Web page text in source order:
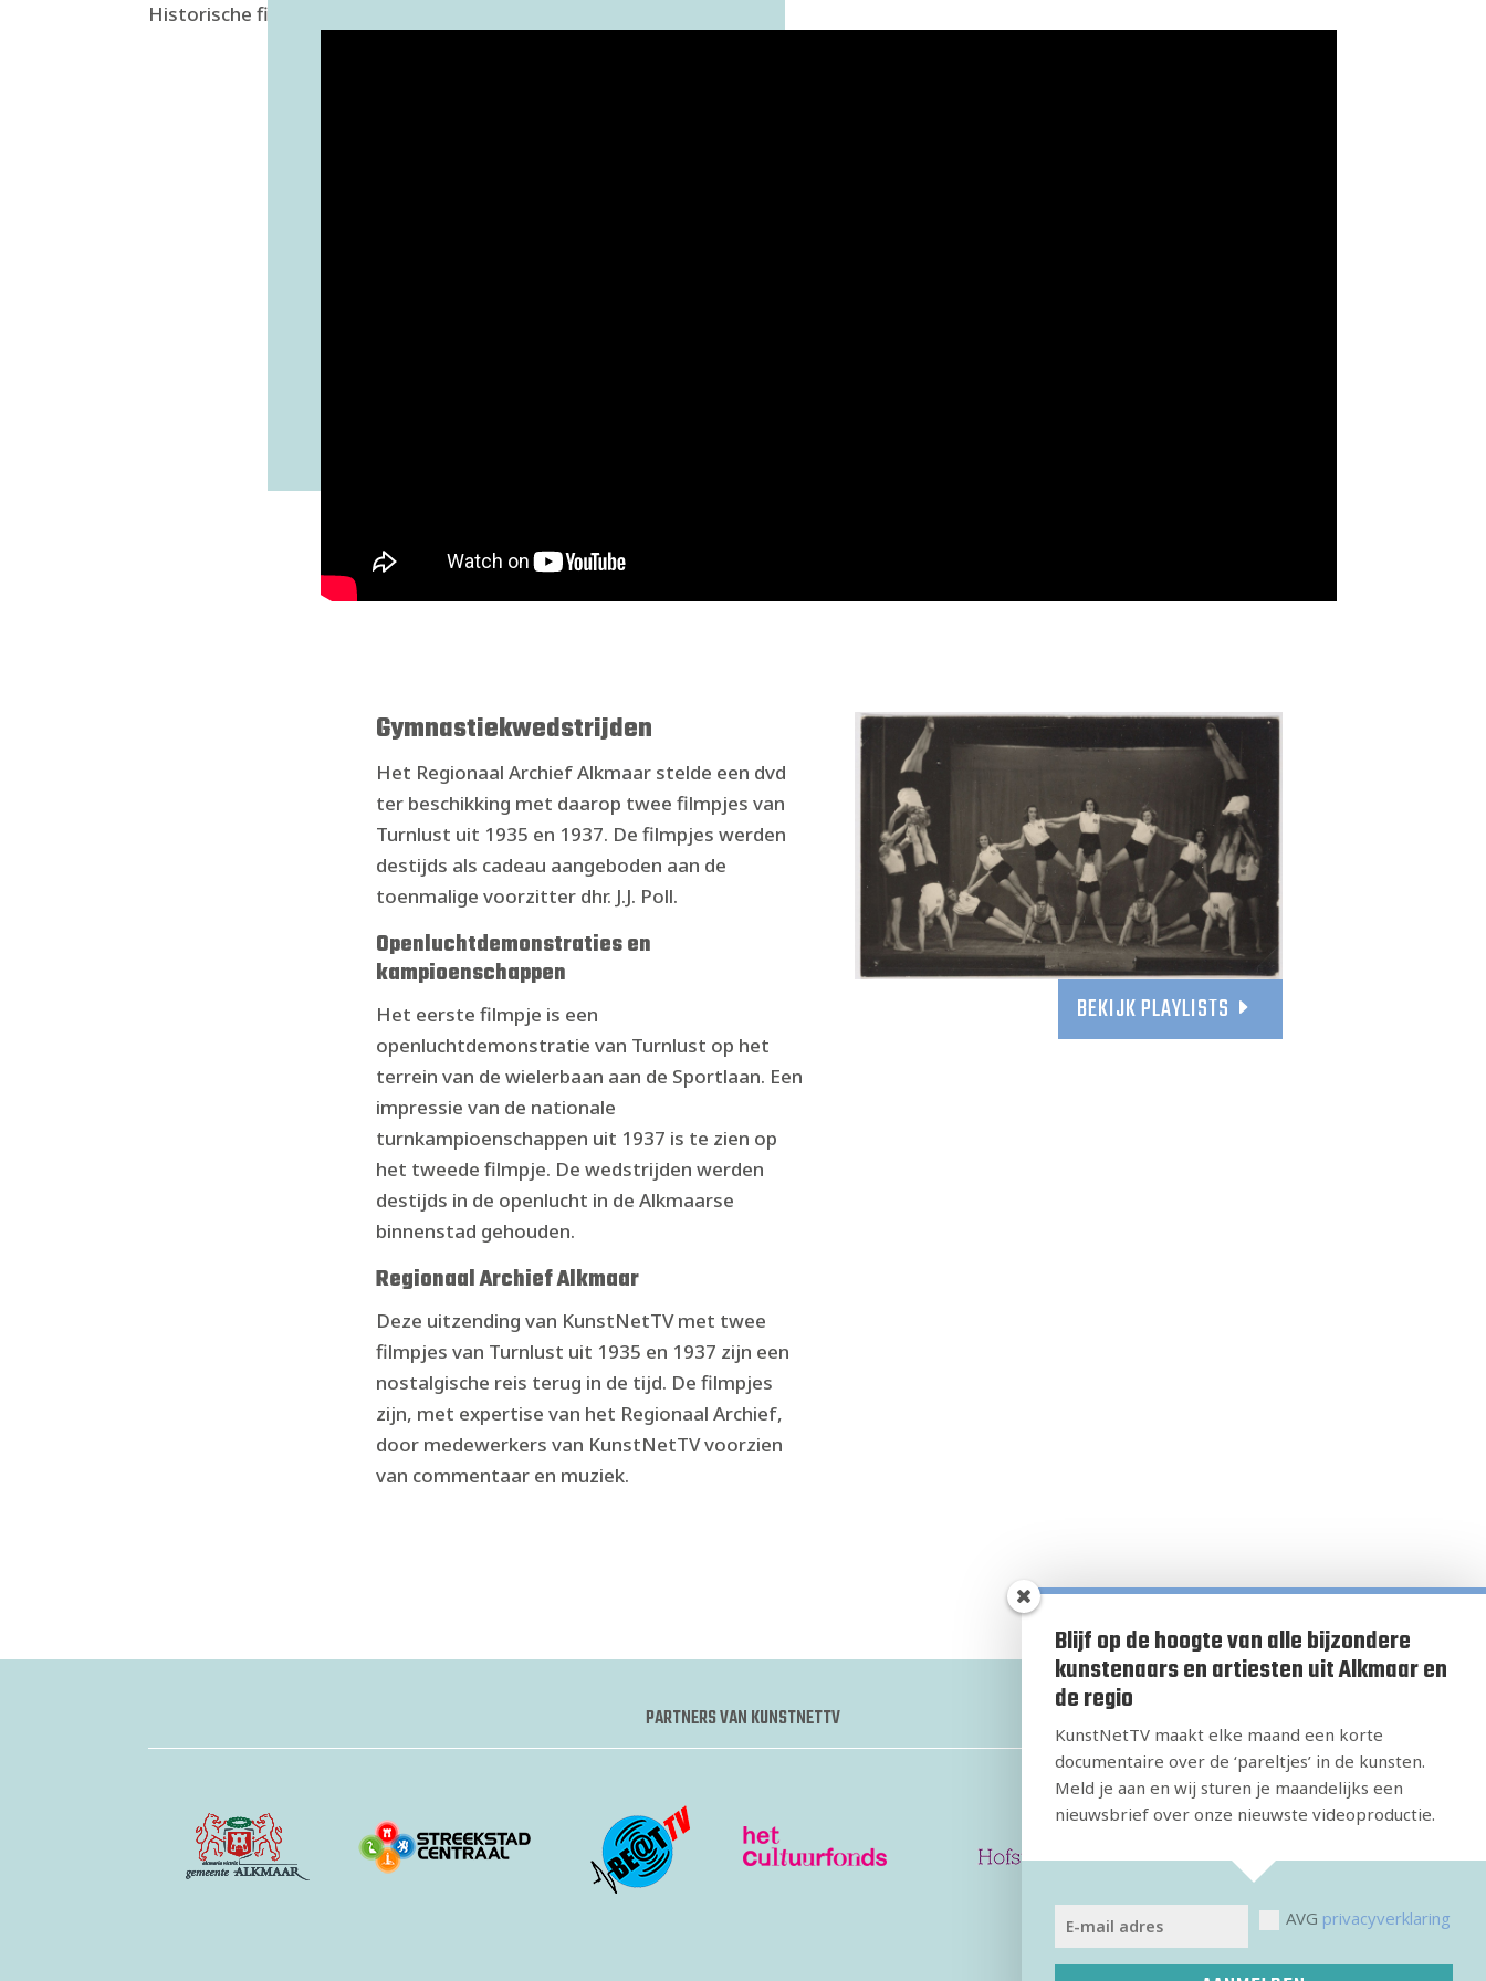
Historische film Turnlust 1935-1937
Gymnastiekwedstrijden
Het Regionaal Archief Alkmaar stelde een dvd
ter beschikking met daarop twee filmpjes van
Turnlust uit 1935 en 1937. De filmpjes werden
destijds als cadeau aangeboden aan de
toenmalige voorzitter dhr. J.J. Poll.
Openluchtdemonstraties en
kampioenschappen
Het eerste filmpje is een
openluchtdemonstratie van Turnlust op het
terrein van de wielerbaan aan de Sportlaan. Een
impressie van de nationale
turnkampioenschappen uit 1937 is te zien op
het tweede filmpje. De wedstrijden werden
destijds in de openlucht in de Alkmaarse
binnenstad gehouden.
Regionaal Archief Alkmaar
Deze uitzending van KunstNetTV met twee
filmpjes van Turnlust uit 1935 en 1937 zijn een
nostalgische reis terug in de tijd. De filmpjes
zijn, met expertise van het Regionaal Archief,
door medewerkers van KunstNetTV voorzien
van commentaar en muziek.
BEKIJK PLAYLISTS
PARTNERS VAN KUNSTNETTV
Blijf op de hoogte van alle bijzondere
kunstenaars en artiesten uit Alkmaar en
de regio
KunstNetTV maakt elke maand een korte
documentaire over de ‘pareltjes’ in de kunsten.
Meld je aan en wij sturen je maandelijks een
nieuwsbrief over onze nieuwste videoproductie.
AVG privacyverklaring